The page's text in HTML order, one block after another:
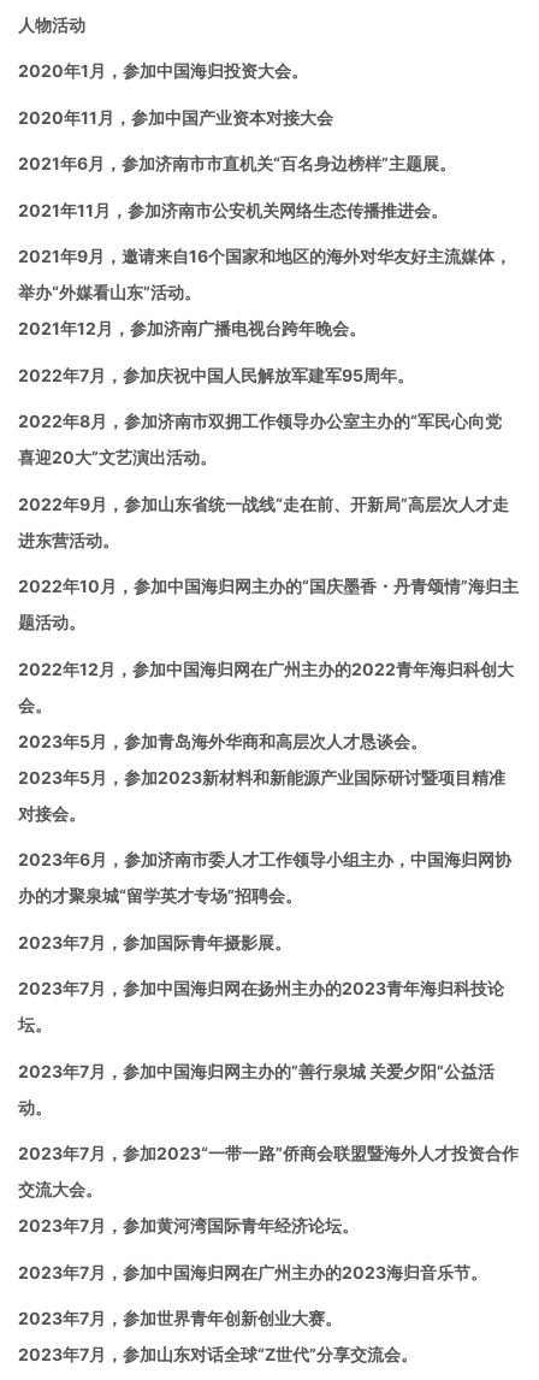
人物活动
2020年1月，参加中国海归投资大会。
2020年11月，参加中国产业资本对接大会
2021年6月， 参加济南市市直机关“百名身边榜样”主题展。
2021年11月， 参加济南市公安机关网络生态传播推进会。
2021年9月，邀请来自16个国家和地区的海外对华友好主流媒体，
举办“外媒看山东”活动。
2021年12月，参加济南广播电视台跨年晚会。
2022年7月， 参加庆祝中国人民解放军建军95周年。
2022年8月， 参加济南市双拥工作领导办公室主办的“军民心向党
喜迎20大”文艺演出活动。
2022年9月， 参加山东省统一战线“走在前、开新局”高层次人才走
进东营活动。
2022年10 月， 参加中国海归网主办的“国庆墨香・丹青颂情”海归主
题活动。
2022年12 月， 参加中国海归网在广州主办的2022青年海归科创大
会。
2023年5月，参加青岛海外华商和高层次人才恳谈会。
2023年5月， 参加2023新材料和新能源产业国际研讨暨项目精准
对接会。
2023年6月， 参加济南市委人才工作领导小组主办，中国海归网协
办的才聚泉城“留学英才专场”招聘会。
2023年7月，参加国际青年摄影展。
2023年7月， 参加中国海归网在扬州主办的2023青年海归科技论
坛。
2023年7月， 参加中国海归网主办的”善行泉城 关爱夕阳”公益活
动。
2023年7月， 参加2023“一带一路”侨商会联盟暨海外人才投资合作
交流大会。
2023年7月，参加黄河湾国际青年经济论坛。
2023年7月， 参加中国海归网在广州主办的2023海归音乐节。
2023年7月，参加世界青年创新创业大赛。
2023年7月，参加山东对话全球“Z世代”分享交流会。